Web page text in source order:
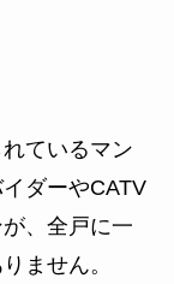
ているマン
ダーやCATV
、全戸に一
ません。